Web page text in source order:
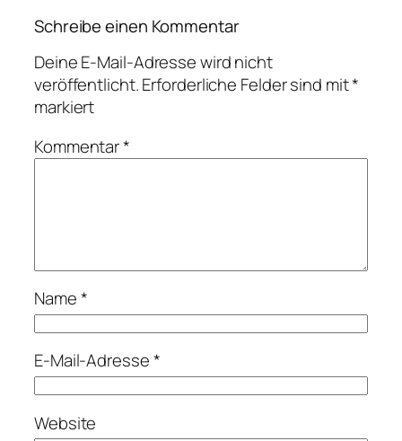
Schreibe einen Kommentar
Deine E-Mail-Adresse wird nicht
veröffentlicht.Erforderliche Felder sind mit*
markiert
Kommentar*
Name*
E-Mail-Adresse*
Website